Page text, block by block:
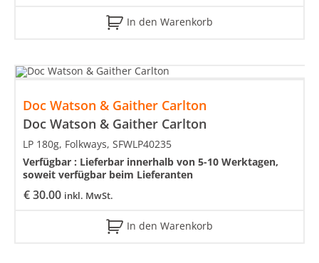
In den Warenkorb
Doc Watson & Gaither Carlton
Doc Watson & Gaither Carlton
€30.00 inkl. MwSt.
LP 180g, Folkways, SFWLP40235
Verfügbar : Lieferbar innerhalb von 5-10 Werktagen,
soweit verfügbar beim Lieferanten
In den Warenkorb